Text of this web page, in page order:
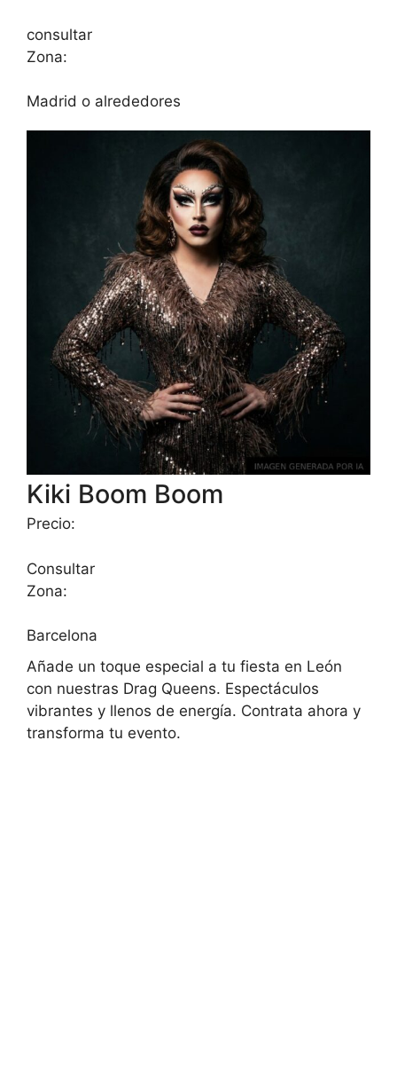
consultar
Zona:
Madrid o alrededores
Kiki Boom Boom
Precio:
Consultar
Zona:
Barcelona
Añade un toque especial a tu fiesta en León
con nuestras Drag Queens. Espectáculos
vibrantes y llenos de energía. Contrata ahora y
transforma tu evento.